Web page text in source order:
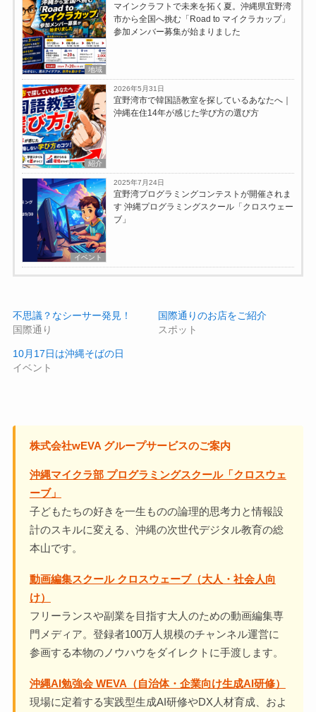
地域
マインクラフトで未来を拓く夏。沖縄県宜野湾
市から全国へ挑む「Road to マイクラカップ」
参加メンバー募集が始まりました
紹介
2026年5月31日
宜野湾市で韓国語教室を探しているあなたへ｜
沖縄在住14年が感じた学び方の選び方
イベント
2025年7月24日
宜野湾プログラミングコンテストが開催されま
す 沖縄プログラミングスクール「クロスウェー
ブ」
不思議？なシーサー発見！
国際通り
国際通りのお店をご紹介
スポット
10月17日は沖縄そばの日
イベント
株式会社wEVA グループサービスのご案内
沖縄マイクラ部 プログラミングスクール「クロスウェ
ーブ」
子どもたちの好きを一生ものの論理的思考力と情報設
計のスキルに変える、沖縄の次世代デジタル教育の総
本山です。
動画編集スクール クロスウェーブ（大人・社会人向
け）
フリーランスや副業を目指す大人のための動画編集専
門メディア。登録者100万人規模のチャンネル運営に
参画する本物のノウハウをダイレクトに手渡します。
沖縄AI勉強会 WEVA（自治体・企業向け生成AI研修）
現場に定着する実践型生成AI研修やDX人材育成、およ